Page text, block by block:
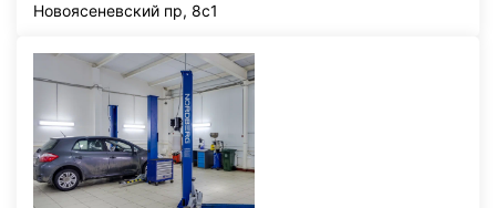
Новоясеневский пр, 8с1